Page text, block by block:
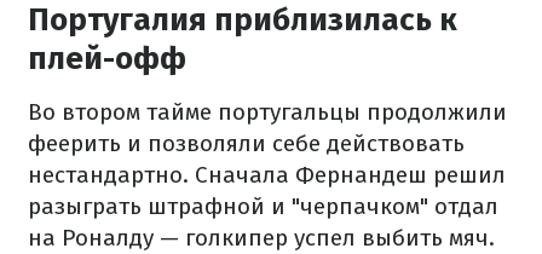
Португалия приблизилась к
плей-офф
Во втором тайме португальцы продолжили
феерить и позволяли себе действовать
нестандартно. Сначала Фернандеш решил
разыграть штрафной и "черпачком" отдал
на Роналду — голкипер успел выбить мяч.